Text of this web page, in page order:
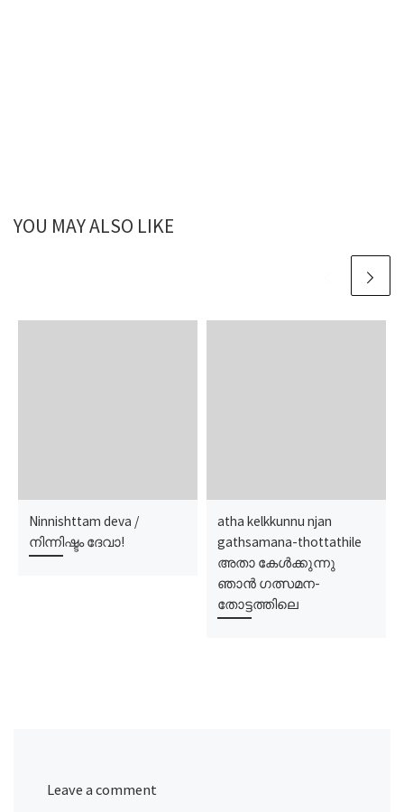
YOU MAY ALSO LIKE
Ninnishttam deva /
നിന്നിഷ്ടം ദേവാ!
atha kelkkunnu njan
gathsamana-thottathile
അതാ കേൾക്കുന്നു
ഞാൻ ഗത്സമന-
തോട്ടത്തിലെ
Leave a comment